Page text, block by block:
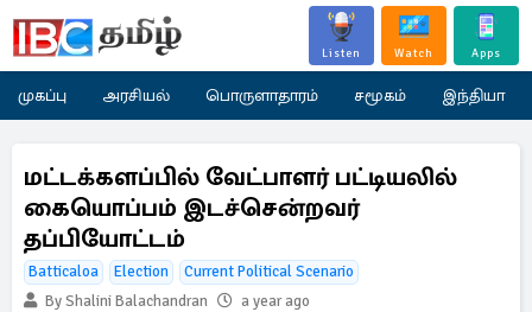
Listen Watch Apps
முகப்பு அரசியல் பொருளாதாரம் சமூகம் இந்தியா
மட்டக்களப்பில் வேட்பாளர் பட்டியலில்
கையொப்பம் இடச்சென்றவர்
தப்பியோட்டம்
Batticaloa Election
Current Political Scenario
By Shalini Balachandran
a year ago